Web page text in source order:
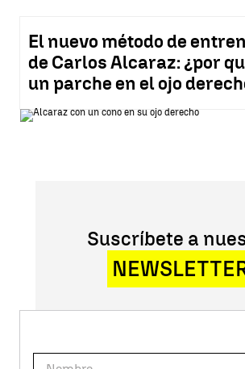
El nuevo método de
de Carlos Alcaraz: ¿por
un parche en el ojo
Suscríbete a